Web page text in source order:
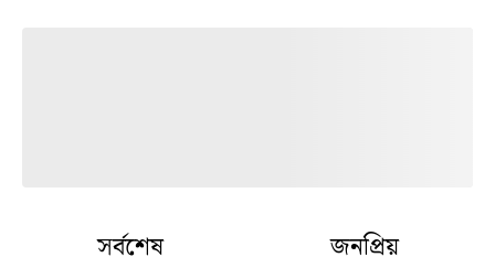
সর্বশেষ জনপ্রিয়